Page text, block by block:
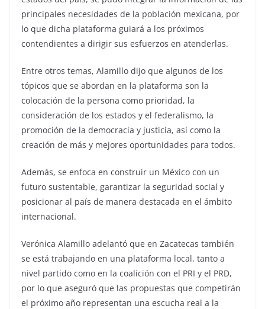
principales necesidades de la población mexicana, por
lo que dicha plataforma guiará a los próximos
contendientes a dirigir sus esfuerzos en atenderlas.
Entre otros temas, Alamillo dijo que algunos de los
tópicos que se abordan en la plataforma son la
colocación de la persona como prioridad, la
consideración de los estados y el federalismo, la
promoción de la democracia y justicia, así como la
creación de más y mejores oportunidades para todos.
Además, se enfoca en construir un México con un
futuro sustentable, garantizar la seguridad social y
posicionar al país de manera destacada en el ámbito
internacional.
Verónica Alamillo adelantó que en Zacatecas también
se está trabajando en una plataforma local, tanto a
nivel partido como en la coalición con el PRI y el PRD,
por lo que aseguró que las propuestas que competirán
el próximo año representan una escucha real a la